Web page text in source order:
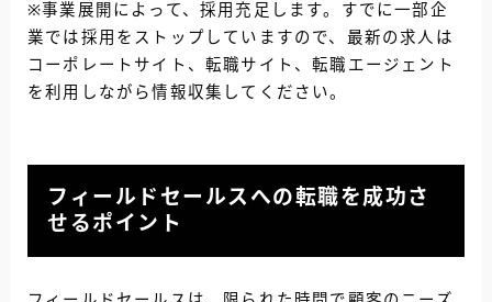
※事業展開によって、採用充足します。すでに一部企
業では採用をストップしていますので、最新の求人は
コーポレートサイト、転職サイト、転職エージェント
を利用しながら情報収集してください。
フィールドセールスへの転職を成功さ
せるポイント